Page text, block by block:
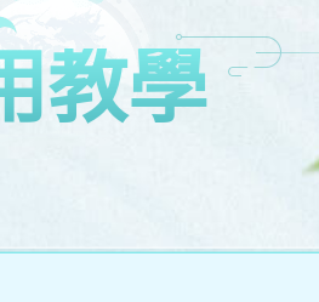
教學